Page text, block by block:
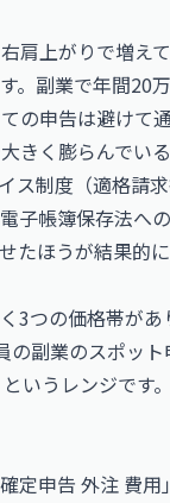
肩上がりで増え
。副業で年間20
の申告は避けて
く膨らんでいる
ス制度（適格請
子帳簿保存法へ
たほうが結果的
つの価格帯があ
の副業のスポッ
いうレンジです
定申告 外注 費